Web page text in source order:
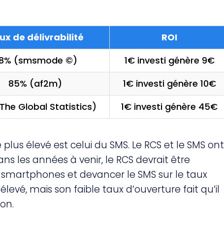
de délivrabilité
ROI
(smsmode ©)
1€ investi génère 9€
85% (af2m)
1€ investi génère 10€
Global Statistics) 1€ investi génère 45€
élevé est celui du SMS. Le RCS et le SMS ont
les années à venir, le RCS devrait être
et devancer le SMS sur le taux
mais son faible taux d’ouverture fait qu’il